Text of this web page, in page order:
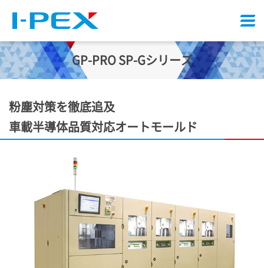
ニ
ュ
ー
GP-PRO SP-Gシリーズ
粉塵対策を徹底追及
車載半導体品質対応オートモールド